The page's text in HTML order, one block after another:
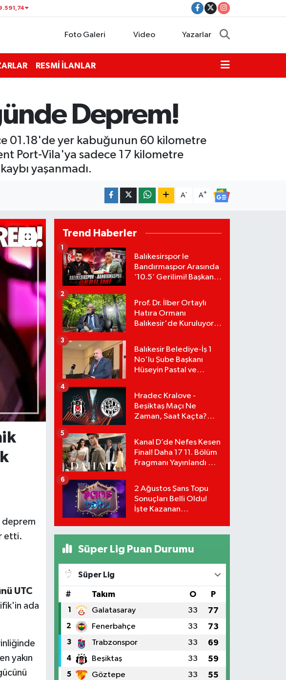
Foto Galeri Video Yazarlar
RESMİ İLANLAR
Deprem!
01.18'de yer kabuğunun 60 kilometre
Port-Vila'ya sadece 17 kilometre
yaşanmadı.
A- A+
deprem
etti.
UTC
ada
yakın
Trend Haberler
Balıkesirspor le
Bandırmaspor Arasında
‘10.5’ Gerilimi! Başkan
Murat Karakoyun'a Sert
Tepki!
1
Prof. Dr. İlber Ortaylı
Hatıra Ormanı
Balıkesir'de Kuruluyor!
Bağışlarını Başlattı!
2
Balıkesir Belediye-İş 1
No'lu Şube Başkanı
Hüseyin Pastal ve
3
Hradec Kralove -
Beşiktaş Maçı Ne
Zaman, Saat Kaçta?
Detayları!
4
Kanal D’de Nefes Kesen
Final! Daha 17 11. Bölüm
Fragmanı Yayınlandı Mı?
5
2 Ağustos Şans Topu
Sonuçları Belli Oldu!
İşte Kazanan
6
Süper Lig Puan Durumu
Süper Lig
# Takım O P
1 Galatasaray 33 77
2 Fenerbahçe 33 73
3 Trabzonspor 33 69
4 Beşiktaş 33 59
5 Göztepe 33 55